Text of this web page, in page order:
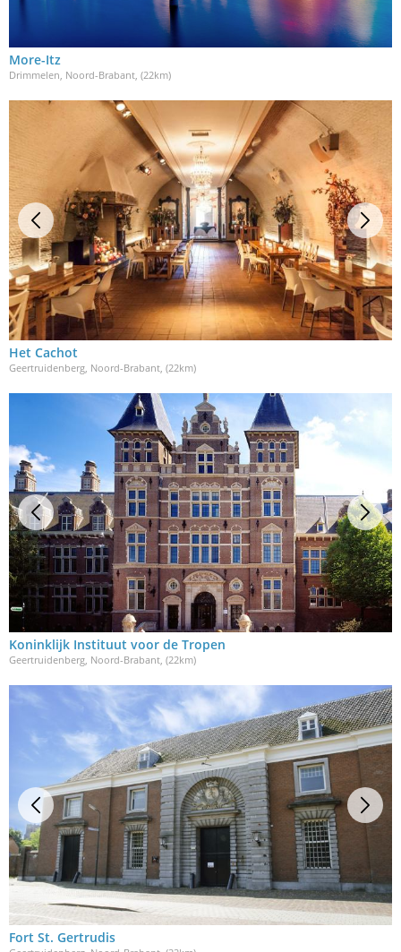
More-Itz
Drimmelen, Noord-Brabant, (22km)
Het Cachot
Geertruidenberg, Noord-Brabant , (22km)
Koninklijk Instituut voor de Tropen
Geertruidenberg, Noord-Brabant, (22km)
Fort St. Gertrudis